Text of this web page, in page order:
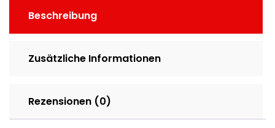
Beschreibung
Zusätzliche Informationen
Rezensionen (0)